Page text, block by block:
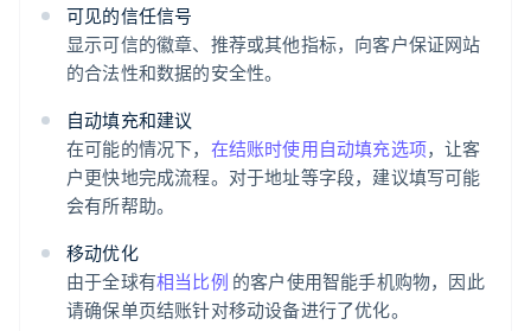
可见的信任信号
显示可信的徽章、推荐或其他指标，向客户保证网站
的合法性和数据的安全性。
自动填充和建议
在可能的情况下， 在结账时使用自动填充选项，让客
户更快地完成流程。对于地址等字段，建议填写可能
会有所帮助。
移动优化
由于全球有相当比例 的客户使用智能手机购物，因此
请确保单页结账针对移动设备进行了优化。